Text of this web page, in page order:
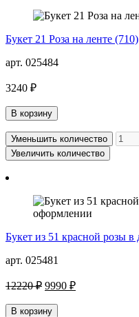
Букет 21 Роза на ленте (710)
арт. 025484
3240 ₽
В корзину
Уменьшить количество
Увеличить количество
Букет из 51 красной розы
арт. 025481
12220 ₽ 9990 ₽
В корзину